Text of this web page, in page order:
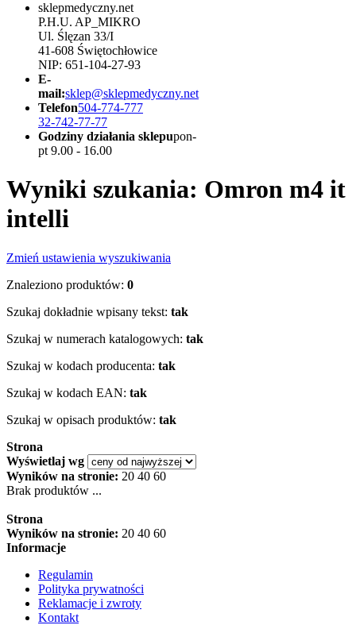
sklepmedyczny.net
P.H.U. AP_MIKRO
Ul. Ślęzan 33/I
41-608 Świętochłowice
NIP: 651-104-27-93
E-
mail:sklep@sklepmedyczny.net
Telefon504-774-777
32-742-77-77
Godziny działania sklepupon-
pt 9.00 - 16.00
Wyniki szukania: Omron m4 it
intelli
Zmień ustawienia wyszukiwania
Znaleziono produktów: 0
Szukaj dokładnie wpisany tekst: tak
Szukaj w numerach katalogowych: tak
Szukaj w kodach producenta: tak
Szukaj w kodach EAN: tak
Szukaj w opisach produktów: tak
Strona
Wyświetlaj wg
Wyników na stronie: 20 40 60
Brak produktów ...
Strona
Wyników na stronie: 20 40 60
Informacje
Regulamin
Polityka prywatności
Reklamacje i zwroty
Kontakt